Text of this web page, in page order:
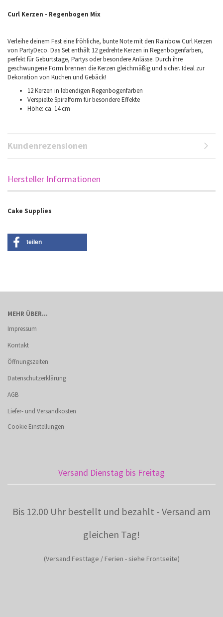
Curl Kerzen - Regenbogen Mix
Verleihe deinem Fest eine fröhliche, bunte Note mit den Rainbow Curl Kerzen
von PartyDeco. Das Set enthält 12 gedrehte Kerzen in Regenbogenfarben,
perfekt für Geburtstage, Partys oder besondere Anlässe. Durch ihre
geschwungene Form brennen die Kerzen gleichmäßig und sicher. Ideal zur
Dekoration von Kuchen und Gebäck!
12 Kerzen in lebendigen Regenbogenfarben
Verspielte Spiralform für besondere Effekte
Höhe: ca. 14 cm
Kundenrezensionen
Hersteller Informationen
Cake Supplies
teilen
MEHR ÜBER...
Impressum
Kontakt
Öffnungszeiten
Datenschutzerklärung
AGB
Liefer- und Versandkosten
Cookie Einstellungen
Versand Dienstag bis Freitag
Bis 12.00 Uhr bestellt und bezahlt - Versand am
gleichen Tag!
(Versand Festtage / Ferien - siehe Frontseite)